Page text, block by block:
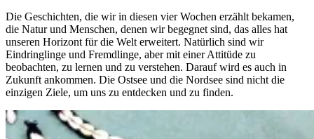
Die Geschichten, die wir in diesen vier Wochen erzählt bekamen,
die Natur und Menschen, denen wir begegnet sind, das alles hat
unseren Horizont für die Welt erweitert. Natürlich sind wir
Eindringlinge und Fremdlinge, aber mit einer Attitüde zu
beobachten, zu lernen und zu verstehen. Darauf wird es auch in
Zukunft ankommen. Die Ostsee und die Nordsee sind nicht die
einzigen Ziele, um uns zu entdecken und zu finden.